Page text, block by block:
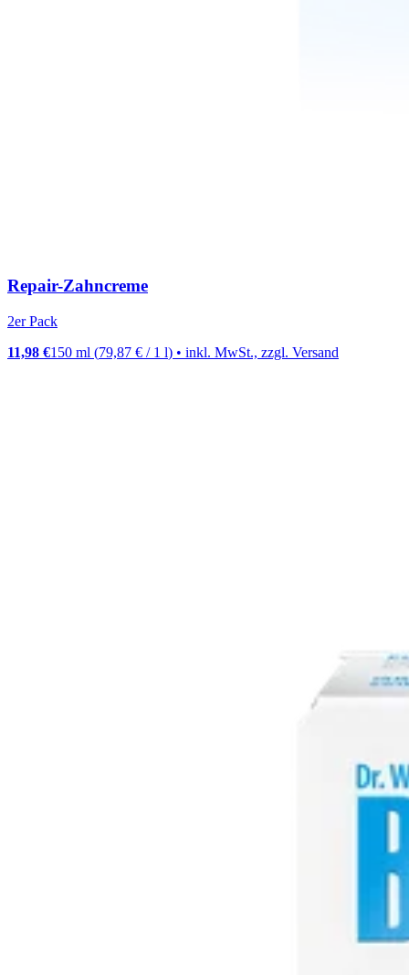
Repair-Zahncreme
2er Pack
11,98 €150 ml (79,87 € / 1 l) • inkl. MwSt., zzgl. Versand